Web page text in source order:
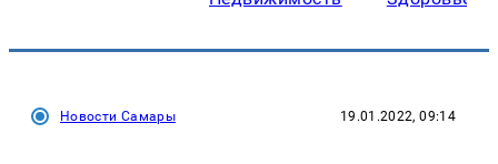
Новости Самары 19.01.2022, 09:14